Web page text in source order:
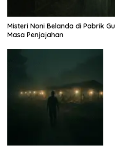
Misteri Noni Belanda di Pabrik
Masa Penjajahan